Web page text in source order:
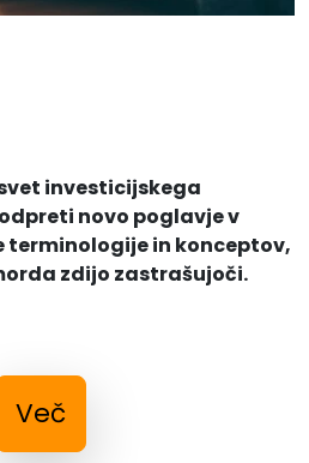
investicijskega
novo poglavje v
terminologije in konceptov,
zdijo zastrašujoči.
Več